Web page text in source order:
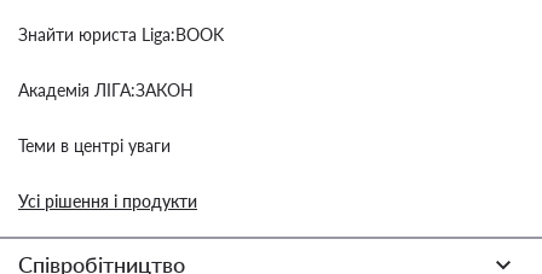
Знайти юриста Liga:BOOK
Академія ЛІГА:ЗАКОН
Теми в центрі уваги
Усі рішення і продукти
Співробітництво